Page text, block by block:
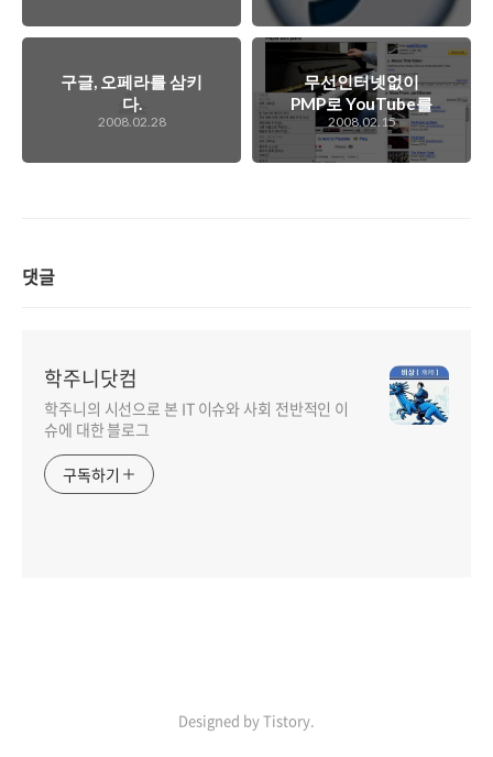
구글, 오페라를 삼키
다.
2008.02.28
무선인터넷없이
PMP로 YouTube를
즐길려면?
2008.02.15
댓글
학주니닷컴
학주니의 시선으로 본 IT 이슈와 사회 전반적인 이
슈에 대한 블로그
구독하기
Designed by Tistory.